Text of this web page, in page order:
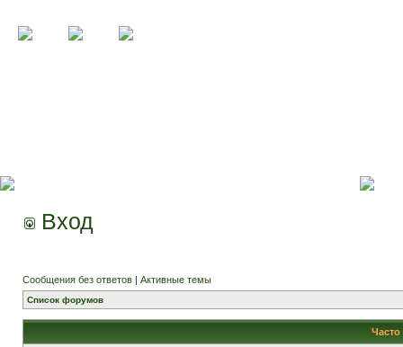
Вход
Сообщения без ответов | Активные темы
Список форумов